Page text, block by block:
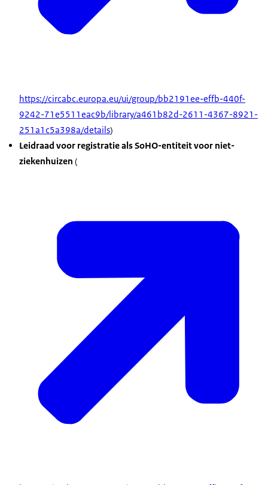
https://circabc.europa.eu/ui/group/bb2191ee-effb-440f-
9242-71e5511eac9b/library/a461b82d-2611-4367-8921-
251a1c5a398a/details)
Leidraad voor registratie als SoHO-entiteit voor niet-
ziekenhuizen (